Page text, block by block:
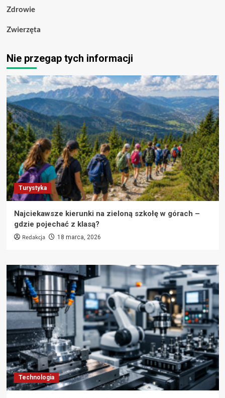
Zdrowie
Zwierzęta
Nie przegap tych informacji
Turystyka
Najciekawsze kierunki na zieloną szkołę w górach –
gdzie pojechać z klasą?
Redakcja 18 marca, 2026
Technologia